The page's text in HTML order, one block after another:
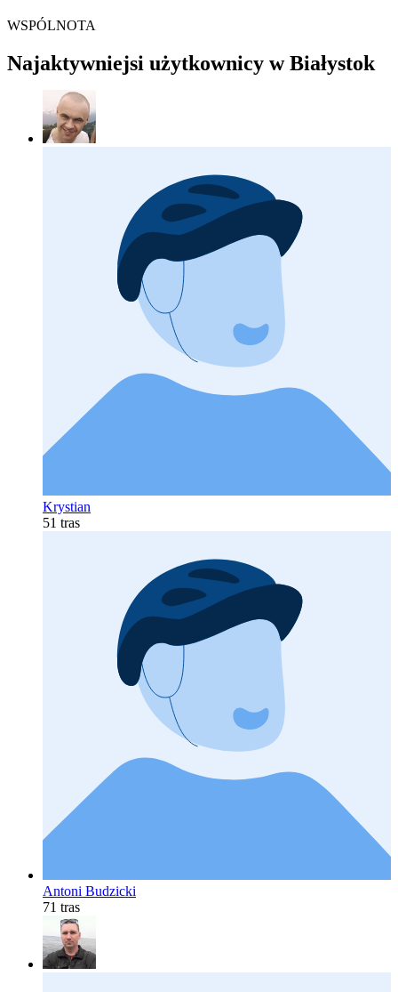
WSPÓLNOTA
Najaktywniejsi użytkownicy w Białystok
Krystian
51 tras
Antoni Budzicki
71 tras